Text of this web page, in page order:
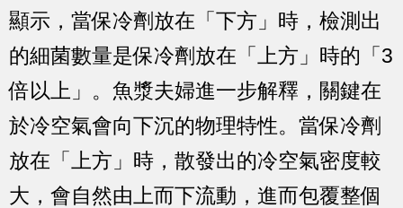
顯示，當保冷劑放在「下方」時，檢測出
的細菌數量是保冷劑放在「上方」時的「3
倍以上」。魚漿夫婦進一步解釋，關鍵在
於冷空氣會向下沉的物理特性。當保冷劑
放在「上方」時，散發出的冷空氣密度較
大，會自然由上而下流動，進而包覆整個